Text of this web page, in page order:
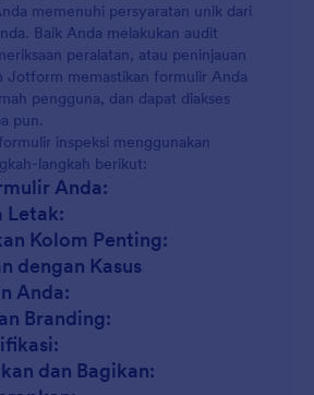
Peralatan:
Properti:
Kendaraan:
Pangan:
memenuhi persyaratan unik dari
Baik Anda melakukan audit
peralatan, atau peninjauan
Jotform memastikan formulir Anda
pengguna, dan dapat diakses
pun.
inspeksi menggunakan
langkah berikut:
Anda:
Letak:
Kolom Penting:
dengan Kasus
Anda:
Branding:
dan Bagikan: